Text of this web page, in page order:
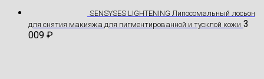
SENSYSES LIGHTENING Липосомальный лосьон
для снятия макияжа для пигментированной и тусклой кожи 3
009 ₽